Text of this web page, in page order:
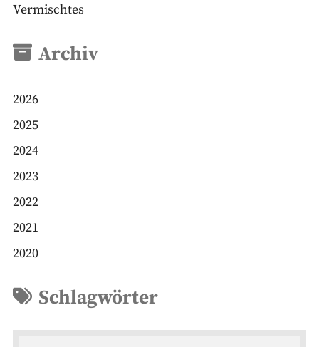
Vermischtes
Archiv
2026
2025
2024
2023
2022
2021
2020
Schlagwörter